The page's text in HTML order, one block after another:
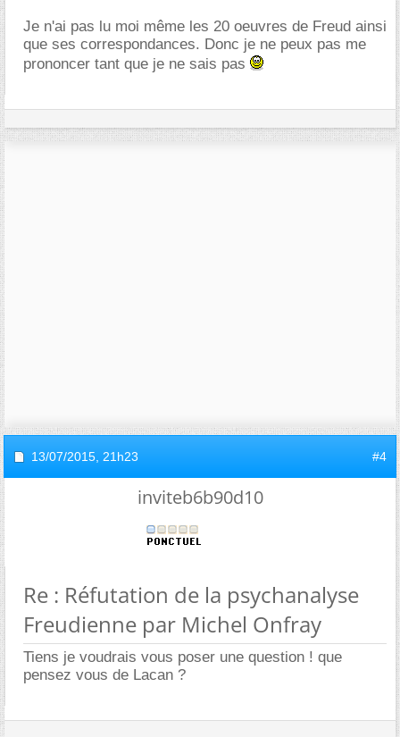
Je n'ai pas lu moi même les 20 oeuvres de Freud ainsi
que ses correspondances. Donc je ne peux pas me
prononcer tant que je ne sais pas
13/07/2015, 21h23 #4
inviteb6b90d10
Re : Réfutation de la psychanalyse
Freudienne par Michel Onfray
Tiens je voudrais vous poser une question ! que
pensez vous de Lacan ?